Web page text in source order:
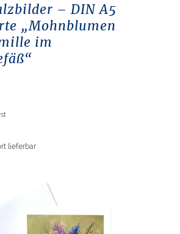
– DIN A5
„Mohnblumen
im
lieferbar